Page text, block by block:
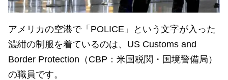
アメリカの空港で「POLICE」という文字が入った
濃紺の制服を着ているのは、US Customs and
Border Protection（CBP：米国税関・国境警備局）
の職員です。